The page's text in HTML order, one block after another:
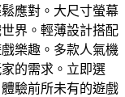
應對。大尺寸螢幕
界。輕薄設計搭配
樂趣。多款人氣機
的需求。立即選
驗前所未有的遊戲